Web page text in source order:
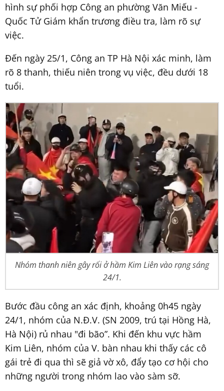
hình sự phối hợp Công an phường Văn Miếu -
Quốc Tử Giám khẩn trương điều tra, làm rõ sự
việc.
Đến ngày 25/1, Công an TP Hà Nội xác minh, làm
rõ 8 thanh, thiếu niên trong vụ việc, đều dưới 18
tuổi.
Nhóm thanh niên gây rối ở hầm Kim Liên vào rạng sáng
24/1.
Bước đầu công an xác định, khoảng 0h45 ngày
24/1, nhóm của N.Đ.V. (SN 2009, trú tại Hồng Hà,
Hà Nội) rủ nhau "đi bão”. Khi đến khu vực hầm
Kim Liên, nhóm của V. bàn nhau khi thấy các cô
gái trẻ đi qua thì sẽ giả vờ xô, đẩy tạo cơ hội cho
những người trong nhóm lao vào sàm sỡ.